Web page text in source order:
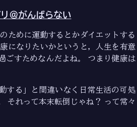
＠がんばらない
ために運動するとかダイエットする
になりたいかというと，人生を有意
ごすためなんだよね。 つまり健康は
する」と間違いなく日常生活の可処
それって本末転倒じゃね？ って常々